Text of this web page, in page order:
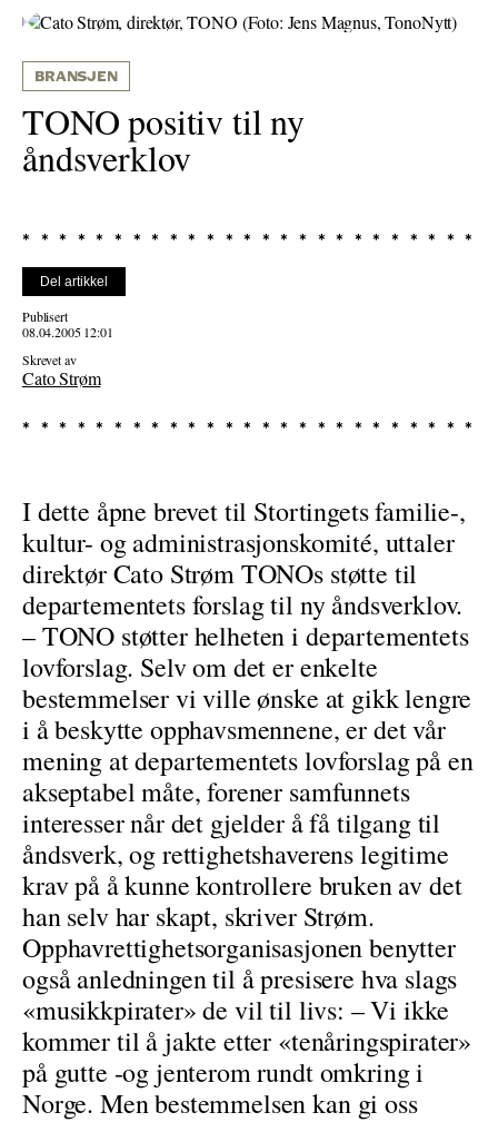
BRANSJEN
TONO positiv til ny
åndsverklov
Del artikkel
Publisert
08.04.2005 12:01
Skrevet av
Cato Strøm
I dette åpne brevet til Stortingets familie-,
kultur- og administrasjonskomité, uttaler
direktør Cato Strøm TONOs støtte til
departementets forslag til ny åndsverklov.
– TONO støtter helheten i departementets
lovforslag. Selv om det er enkelte
bestemmelser vi ville ønske at gikk lengre
i å beskytte opphavsmennene, er det vår
mening at departementets lovforslag på en
akseptabel måte, forener samfunnets
interesser når det gjelder å få tilgang til
åndsverk, og rettighetshaverens legitime
krav på å kunne kontrollere bruken av det
han selv har skapt, skriver Strøm.
Opphavrettighetsorganisasjonen benytter
også anledningen til å presisere hva slags
«musikkpirater» de vil til livs: – Vi ikke
kommer til å jakte etter «tenåringspirater»
på gutte -og jenterom rundt omkring i
Norge. Men bestemmelsen kan gi oss